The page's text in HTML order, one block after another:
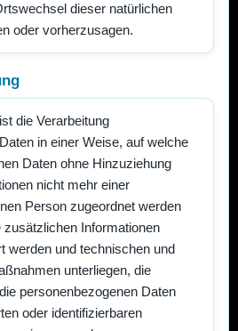
dieser natürlichen
oder vorherzusagen.
die Verarbeitung
in einer Weise, auf welche
Daten ohne Hinzuziehung
nicht mehr einer
Person zugeordnet werden
zusätzlichen Informationen
werden und technischen und
unterliegen, die
personenbezogenen Daten
oder identifizierbaren